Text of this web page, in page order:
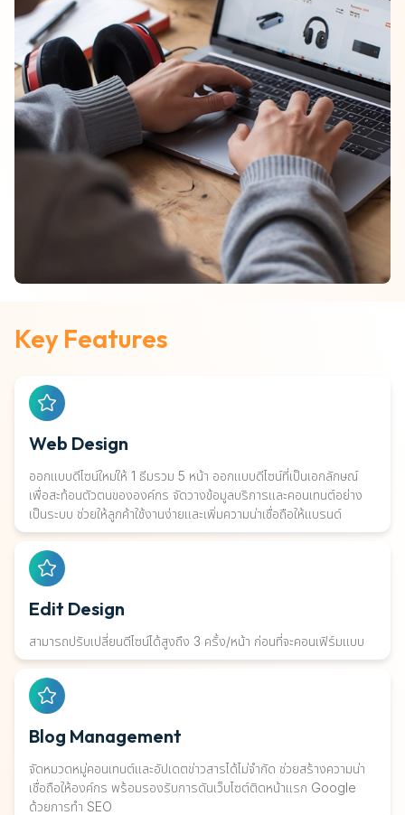
Key Features
Web Design
ออกแบบดีไซน์ใหม่ให้ 1 ธีมรวม 5 หน้า ออกแบบดีไซน์ที่เป็นเอกลักษณ์
เพื่อสะท้อนตัวตนขององค์กร จัดวางข้อมูลบริการและคอนเทนต์อย่าง
เป็นระบบ ช่วยให้ลูกค้าใช้งานง่ายและเพิ่มความน่าเชื่อถือให้แบรนด์
Edit Design
สามารถปรับเปลี่ยนดีไซน์ได้สูงถึง 3 ครั้ง/หน้า ก่อนที่จะคอนเฟิร์มแบบ
Blog Management
จัดหมวดหมู่คอนเทนต์และอัปเดตข่าวสารได้ไม่จำกัด ช่วยสร้างความน่า
เชื่อถือให้องค์กร พร้อมรองรับการดันเว็บไซต์ติดหน้าแรก Google
ด้วยการทำ SEO